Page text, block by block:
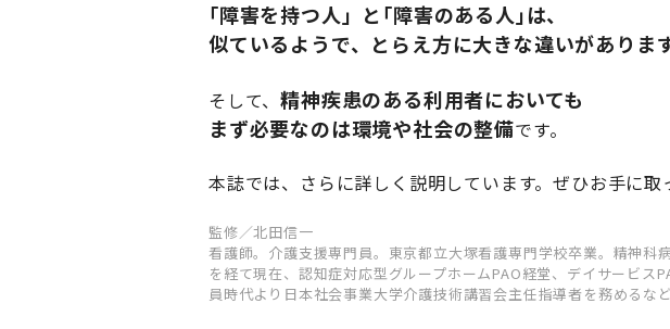
｢障害を持つ人」と｢障害のある人｣は、
似ているようで、とらえ方に大きな違いがあります
そして、精神疾患のある利用者においても
まず必要なのは環境や社会の整備です。
本誌では、さらに詳しく説明しています。ぜひお手に取
監修／北田信一
看護師。介護支援専門員。東京都立大塚看護専門学校卒業。精神科
を経て現在、認知症対応型グループホームPAO経堂、デイサービ
員時代より日本社会事業大学介護技術講習会主任指導者を務めるな